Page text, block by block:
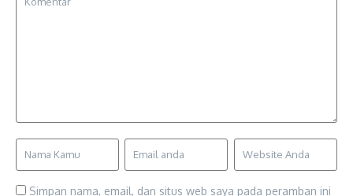
Simpan nama, email, dan situs web saya pada peramban ini